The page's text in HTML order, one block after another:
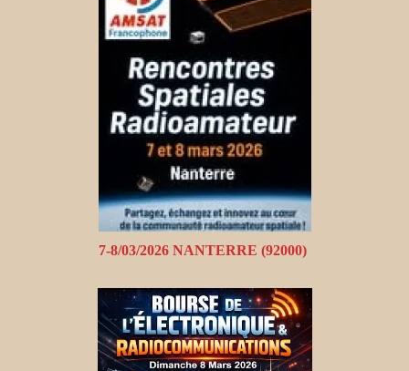
7-8/03/2026 NANTERRE (92000)